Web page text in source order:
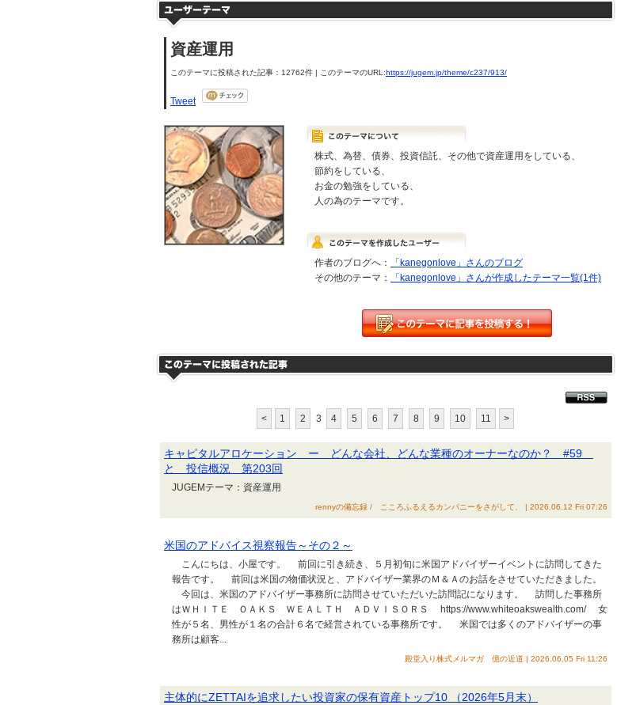
資産運用
このテーマに投稿された記事：12762件 | このテーマのURL:https://jugem.jp/theme/c237/913/
Tweet
株式、為替、債券、投資信託、その他で資産運用をしている、
節約をしている、
お金の勉強をしている、
人の為のテーマです。
作者のブログへ：
「kanegonlove」さんのブログ
その他のテーマ：
「kanegonlove」さんが作成したテーマ一覧(1件)
< 1 2 3 4 5 6 7 8 9 10 11 >
キャピタルアロケーション ー どんな会社、どんな業種のオーナーなのか？ #59
と 投信概況 第203回
JUGEMテーマ：資産運用
rennyの備忘録 / こころふるえるカンパニーをさがして、 | 2026.06.12 Fri 07:26
米国のアドバイス視察報告～その２～
こんにちは、小屋です。 前回に引き続き、５月初旬に米国アドバイザーイベントに訪問してきた
報告です。 前回は米国の物価状況と、アドバイザー業界のＭ＆Ａのお話をさせていただきました。
今回は、米国のアドバイザー事務所に訪問させていただいた訪問記になります。 訪問した事務所
はＷＨＩＴＥ ＯＡＫＳ ＷＥＡＬＴＨ ＡＤＶＩＳＯＲＳ https://www.whiteoakswealth.com/ 女
性が５名、男性が１名の合計６名で経営されている事務所です。 米国では多くのアドバイザーの事
務所は顧客...
殿堂入り株式メルマガ 億の近道 | 2026.06.05 Fri 11:26
主体的にZETTAIを追求したい投資家の保有資産トップ10 （2026年5月末）